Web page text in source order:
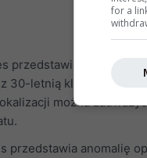
przedstawia anomalię
30-letnią klimatyczną
można
przedstawia anomalię
for a